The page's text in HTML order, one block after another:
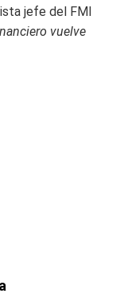
jefe del FMI
vuelve